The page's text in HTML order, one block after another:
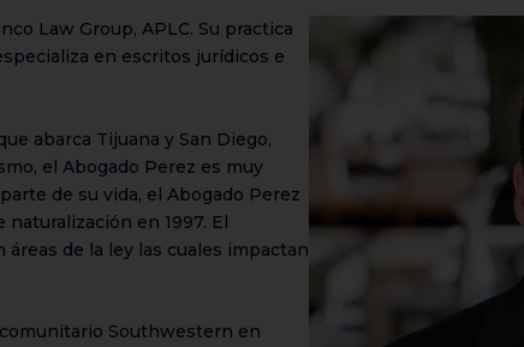
Law Group, APLC. Su practica
en escritos jurídicos e
abarca Tijuana y San Diego,
el Abogado Perez es muy
de su vida, el Abogado Perez
en 1997. El
de la ley las cuales impactan
Southwestern en